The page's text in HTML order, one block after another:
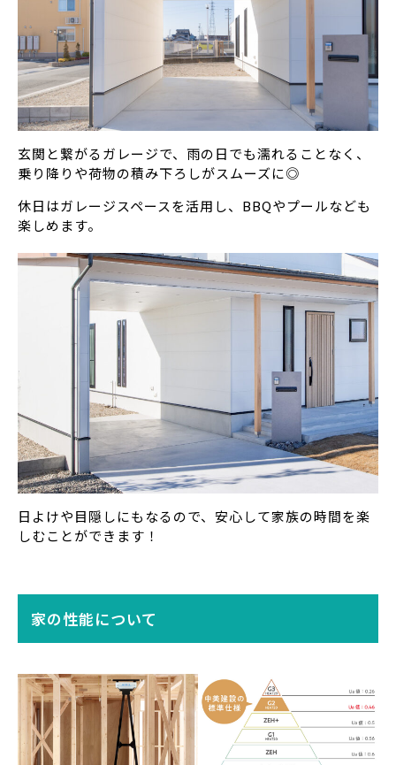
玄関と繋がるガレージで、雨の日でも濡れることなく、
乗り降りや荷物の積み下ろしがスムーズに◎
休日はガレージスペースを活用し、BBQやプールなども
楽しめます。
日よけや目隠しにもなるので、安心して家族の時間を楽
しむことができます！
家の性能について